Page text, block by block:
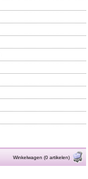
Winkelwagen (0 artikelen)